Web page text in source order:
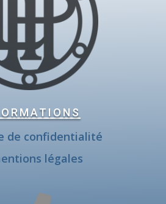
de confidentialité
légales